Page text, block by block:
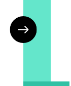
France